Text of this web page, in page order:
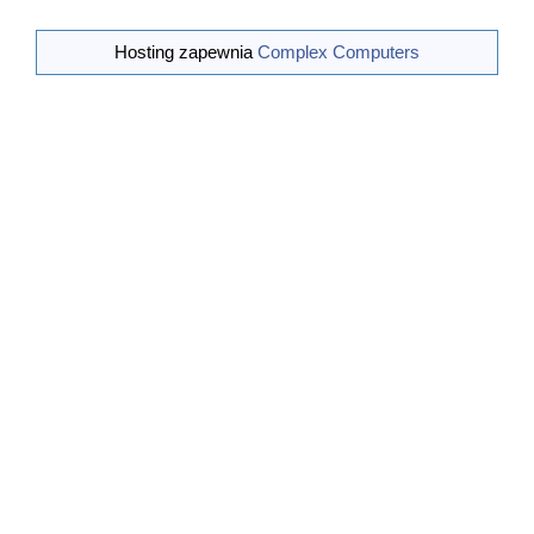
Żeglarskiego
Dokumenty przygotowane na Sejmik:
Hosting zapewnia Complex Computers